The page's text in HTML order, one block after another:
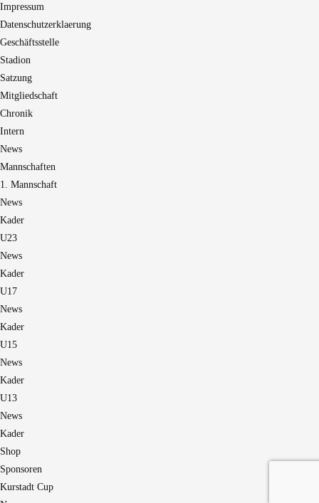
Impressum
Datenschutzerklaerung
Geschäftsstelle
Stadion
Satzung
Mitgliedschaft
Chronik
Intern
News
Mannschaften
1. Mannschaft
News
Kader
U23
News
Kader
U17
News
Kader
U15
News
Kader
U13
News
Kader
Shop
Sponsoren
Kurstadt Cup